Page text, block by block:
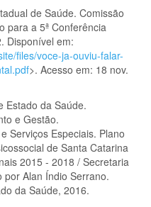
de Saúde. Comissão
para a 5ª Conferência
Disponível em:
files/voce-ja-ouviu-falar-
>. Acesso em: 18 nov.
Estado da Saúde.
e Gestão.
Serviços Especiais. Plano
de Santa Catarina
2015 - 2018 / Secretaria
Alan Índio Serrano.
da Saúde, 2016.